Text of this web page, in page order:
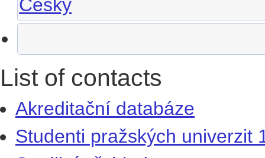
List of contacts
Akreditační databáze
Studenti pražských univerzit